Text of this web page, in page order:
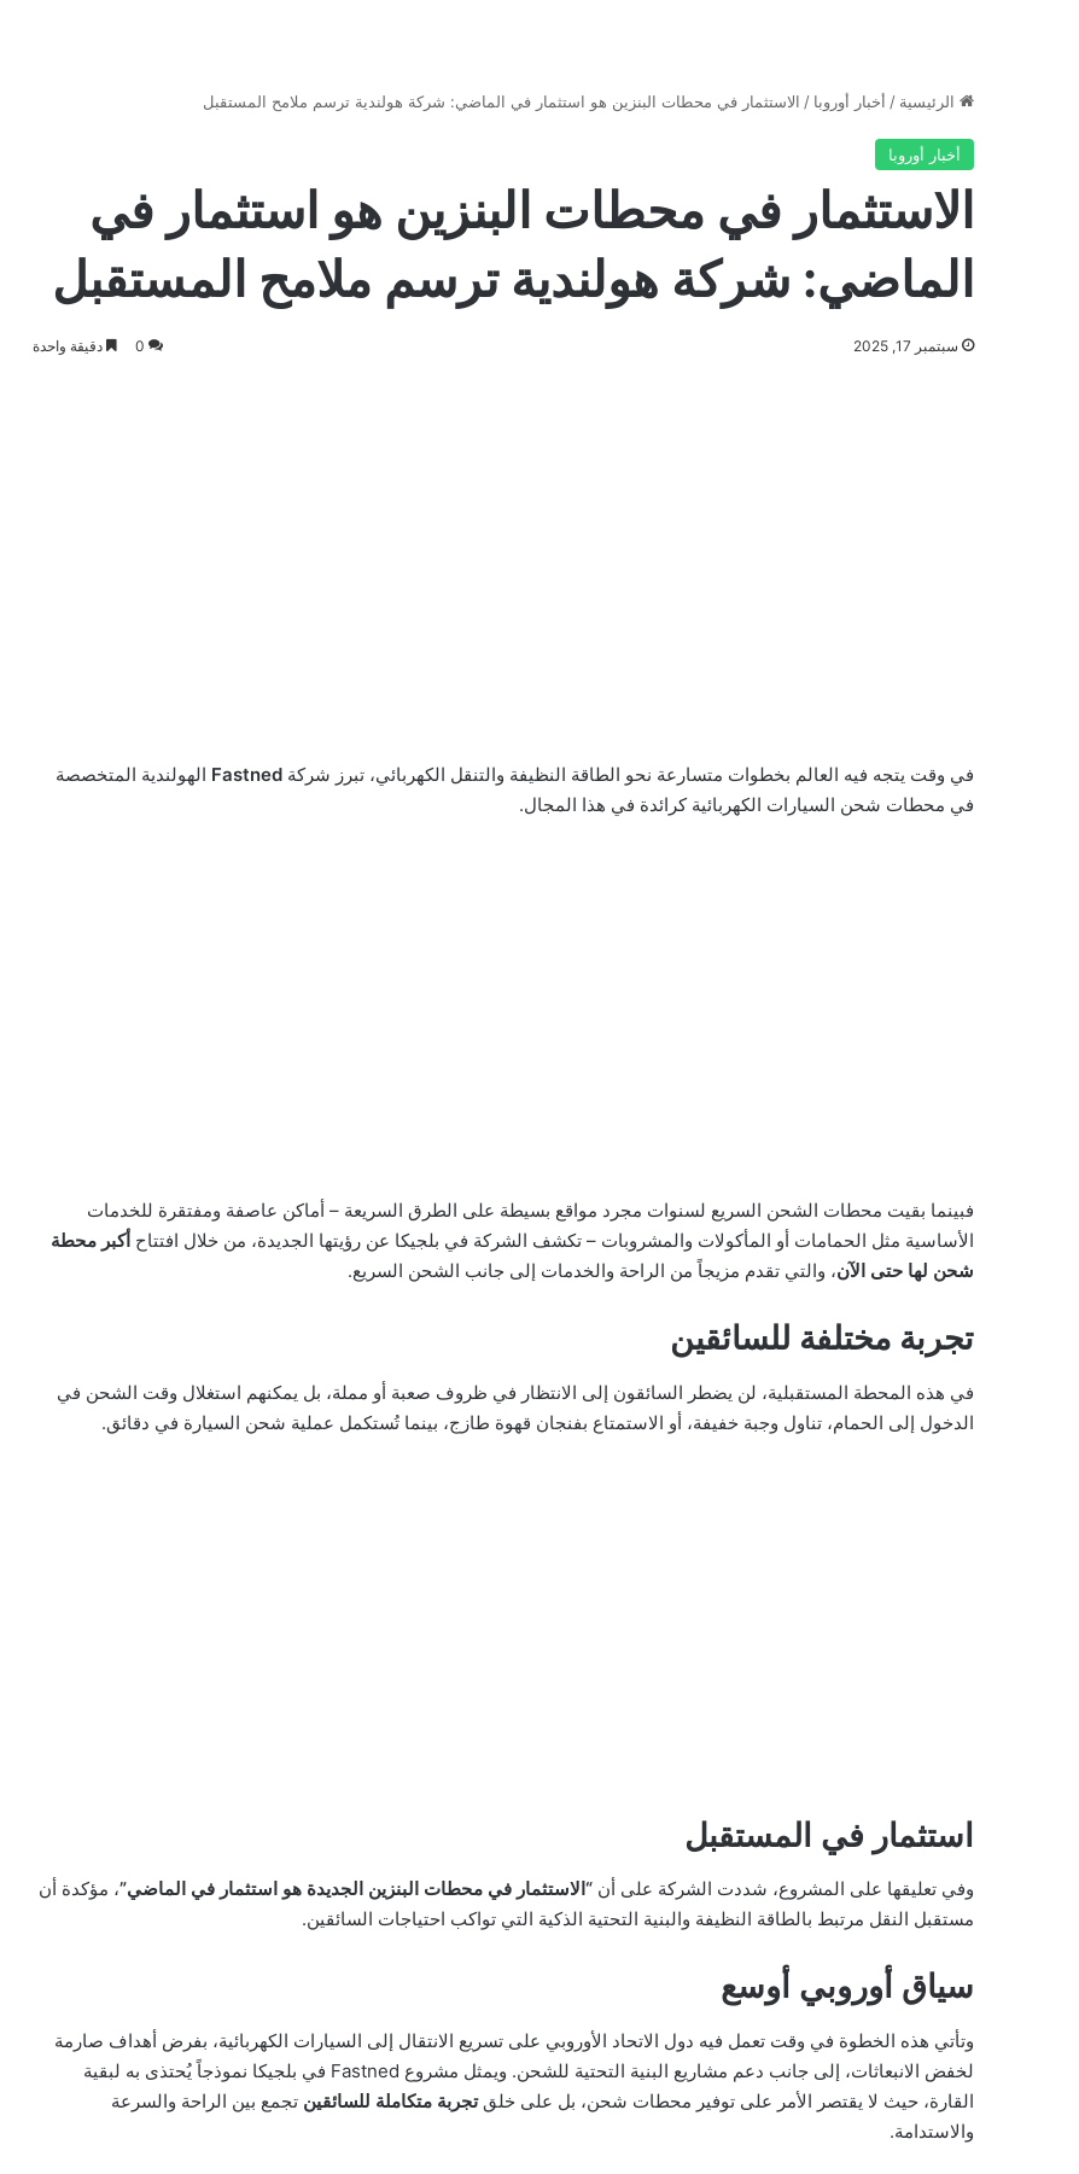
الرئيسية / أخبار أوروبا / الاستثمار في محطات البنزين هو استثمار في الماضي: شركة هولندية ترسم ملامح المستقبل
أخبار أوروبا
الاستثمار في محطات البنزين هو استثمار في
الماضي: شركة هولندية ترسم ملامح المستقبل
سبتمبر 17, 2025 0 دقيقة واحدة
في وقت يتجه فيه العالم بخطوات متسارعة نحو الطاقة النظيفة والتنقل الكهربائي، تبرز شركة Fastned الهولندية المتخصصة
في محطات شحن السيارات الكهربائية كرائدة في هذا المجال.
فبينما بقيت محطات الشحن السريع لسنوات مجرد مواقع بسيطة على الطرق السريعة – أماكن عاصفة ومفتقرة للخدمات
الأساسية مثل الحمامات أو المأكولات والمشروبات – تكشف الشركة في بلجيكا عن رؤيتها الجديدة، من خلال افتتاح أكبر محطة
شحن لها حتى الآن، والتي تقدم مزيجاً من الراحة والخدمات إلى جانب الشحن السريع.
تجربة مختلفة للسائقين
في هذه المحطة المستقبلية، لن يضطر السائقون إلى الانتظار في ظروف صعبة أو مملة، بل يمكنهم استغلال وقت الشحن في
الدخول إلى الحمام، تناول وجبة خفيفة، أو الاستمتاع بفنجان قهوة طازج، بينما تُستكمل عملية شحن السيارة في دقائق.
استثمار في المستقبل
وفي تعليقها على المشروع، شددت الشركة على أن “الاستثمار في محطات البنزين الجديدة هو استثمار في الماضي”، مؤكدة أن
مستقبل النقل مرتبط بالطاقة النظيفة والبنية التحتية الذكية التي تواكب احتياجات السائقين.
سياق أوروبي أوسع
وتأتي هذه الخطوة في وقت تعمل فيه دول الاتحاد الأوروبي على تسريع الانتقال إلى السيارات الكهربائية، بفرض أهداف صارمة
لخفض الانبعاثات، إلى جانب دعم مشاريع البنية التحتية للشحن. ويمثل مشروع Fastned في بلجيكا نموذجاً يُحتذى به لبقية
القارة، حيث لا يقتصر الأمر على توفير محطات شحن، بل على خلقتجربة متكاملة للسائقين تجمع بين الراحة والسرعة
والاستدامة.